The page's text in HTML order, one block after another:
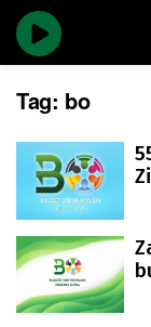
Tag: bo